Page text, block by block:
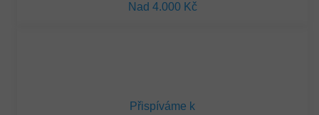
Nad 4.000 Kč
Přispíváme k